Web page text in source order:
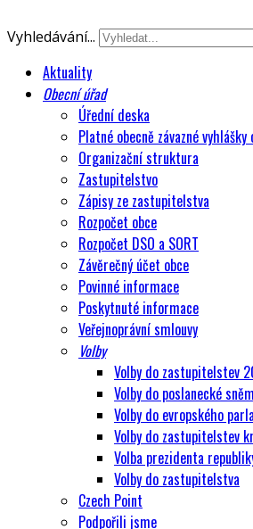
Vyhledávání...
Aktuality
Obecní úřad
Úřední deska
Platné obecně závazné vyhlášky
Organizační struktura
Zastupitelstvo
Zápisy ze zastupitelstva
Rozpočet obce
Rozpočet DSO a SORT
Závěrečný účet obce
Povinné informace
Poskytnuté informace
Veřejnoprávní smlouvy
Volby
Volby do zastupitelstev
Volby do poslanecké
Volby do evropského
Volby do zastupitelstev
Volba prezidenta
Volby do zastupitelstva
Czech Point
Podpořili jsme